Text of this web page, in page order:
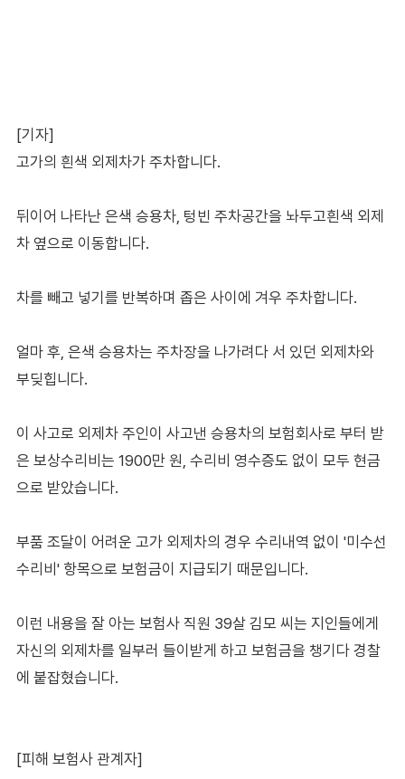
[기자]
고가의 흰색 외제차가 주차합니다.
뒤이어 나타난 은색 승용차, 텅빈 주차공간을 놔두고흰색 외제
차 옆으로 이동합니다.
차를 빼고 넣기를 반복하며 좁은 사이에 겨우 주차합니다.
얼마 후, 은색 승용차는 주차장을 나가려다 서 있던 외제차와
부딪힙니다.
이 사고로 외제차 주인이 사고낸 승용차의 보험회사로 부터 받
은 보상수리비는 1900만 원, 수리비 영수증도 없이 모두 현금
으로 받았습니다.
부품 조달이 어려운 고가 외제차의 경우 수리내역 없이 '미수선
수리비' 항목으로 보험금이 지급되기 때문입니다.
이런 내용을 잘 아는 보험사 직원 39살 김모 씨는 지인들에게
자신의 외제차를 일부러 들이받게 하고 보험금을 챙기다 경찰
에 붙잡혔습니다.
[피해 보험사 관계자]